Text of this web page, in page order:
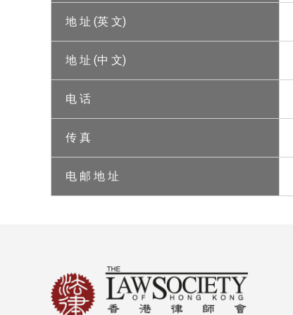
地 址 (英 文)
地 址 (中 文)
电 话
传 真
电 邮 地 址